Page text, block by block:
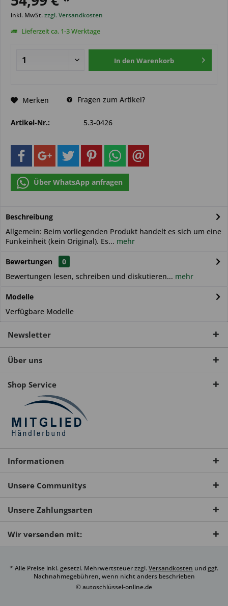
inkl. MwSt.zzgl. Versandkosten
Lieferzeit ca. 1-3 Werktage
In den Warenkorb
Merken Fragen zum Artikel?
Artikel-Nr.: 5.3-0426
Über WhatsApp anfragen
Beschreibung
Allgemein: Beim vorliegenden Produkt handelt es sich um eine
Funkeinheit (kein Original). Es... mehr
Bewertungen
0
Bewertungen lesen, schreiben und diskutieren... mehr
Modelle
Verfügbare Modelle
Newsletter
Über uns
Shop Service
Informationen
Unsere Communitys
Unsere Zahlungsarten
Wir versenden mit:
* Alle Preise inkl. gesetzl. Mehrwertsteuer zzgl.Versandkosten und ggf.
Nachnahmegebühren, wenn nicht anders beschrieben
© autoschlüssel-online.de